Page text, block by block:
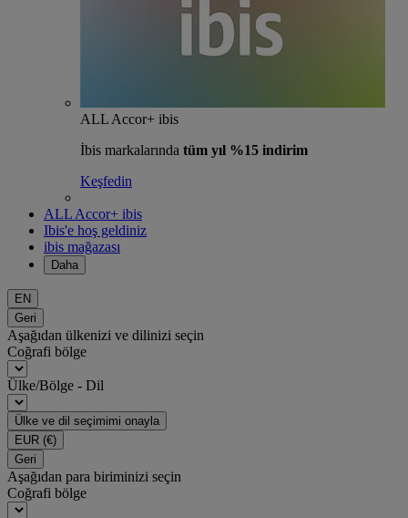
ALL Accor+ ibis
İbis markalarında tüm yıl %15 indirim
Keşfedin
ALL Accor+ ibis
Ibis'e hoş geldiniz
ibis mağazası
Daha
EN
Geri
Aşağıdan ülkenizi ve dilinizi seçin
Coğrafi bölge
Ülke/Bölge - Dil
Ülke ve dil seçimimi onayla
EUR (€)
Geri
Aşağıdan para biriminizi seçin
Coğrafi bölge